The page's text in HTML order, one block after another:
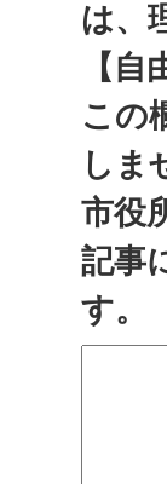
は、
【自
この
しま
市役
記事
す。